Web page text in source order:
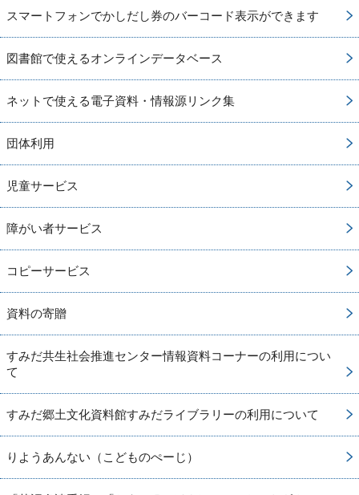
スマートフォンでかしだし券のバーコード表示ができます
図書館で使えるオンラインデータベース
ネットで使える電子資料・情報源リンク集
団体利用
児童サービス
障がい者サービス
コピーサービス
資料の寄贈
すみだ共生社会推進センター情報資料コーナーの利用につい
て
すみだ郷土文化資料館すみだライブラリーの利用について
りようあんない（こどものぺーじ）